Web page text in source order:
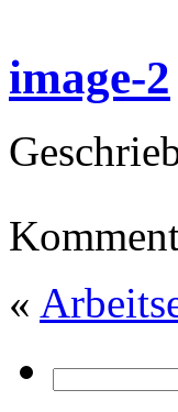
image-2
«